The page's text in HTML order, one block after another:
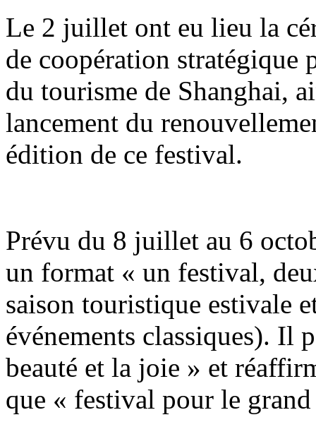
Le 2 juillet ont eu lieu la
de coopération stratégique
du tourisme de Shanghai,
lancement du
édition de ce festival.
Prévu du 8 juillet au 6
un format « un festival,
saison touristique estivale
événements classiques). Il
beauté et la joie » et
que « festival pour le